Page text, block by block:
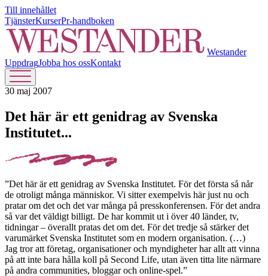
Till innehållet
TjänsterKurserPr-handboken
Westander
UppdragJobba hos ossKontakt
30 maj 2007
Det här är ett genidrag av Svenska
Institutet...
”Det här är ett genidrag av Svenska Institutet. För det första så når
de otroligt många människor. Vi sitter exempelvis här just nu och
pratar om det och det var många på presskonferensen. För det andra
så var det väldigt billigt. De har kommit ut i över 40 länder, tv,
tidningar – överallt pratas det om det. För det tredje så stärker det
varumärket Svenska Institutet som en modern organisation. (…)
Jag tror att företag, organisationer och myndigheter har allt att vinna
på att inte bara hålla koll på Second Life, utan även titta lite närmare
på andra communities, bloggar och online-spel.”